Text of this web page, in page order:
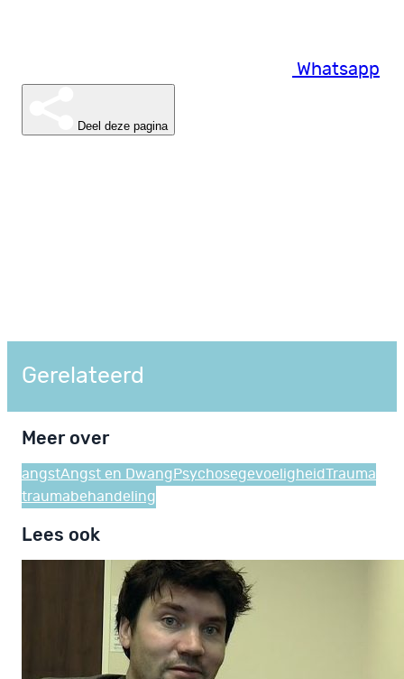
Whatsapp
Deel deze pagina
Gerelateerd
Meer over
angstAngst en Dwang PsychosegevoeligheidTrauma
traumabehandeling
Lees ook